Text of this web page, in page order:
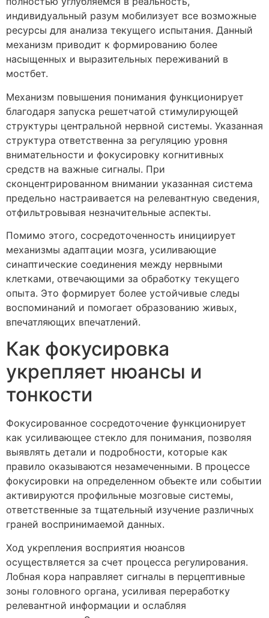
индивидуальный разум мобилизует все возможные
ресурсы для анализа текущего испытания. Данный
механизм приводит к формированию более
насыщенных и выразительных переживаний в
мостбет.
Механизм повышения понимания функционирует
благодаря запуска решетчатой стимулирующей
структуры центральной нервной системы. Указанная
структура ответственна за регуляцию уровня
внимательности и фокусировку когнитивных
средств на важные сигналы. При
сконцентрированном внимании указанная система
предельно настраивается на релевантную сведения,
отфильтровывая незначительные аспекты.
Помимо этого, сосредоточенность инициирует
механизмы адаптации мозга, усиливающие
синаптические соединения между нервными
клетками, отвечающими за обработку текущего
опыта. Это формирует более устойчивые следы
воспоминаний и помогает образованию живых,
впечатляющих впечатлений.
Как фокусировка
укрепляет нюансы и
тонкости
Фокусированное сосредоточение функционирует
как усиливающее стекло для понимания, позволяя
выявлять детали и подробности, которые как
правило оказываются незамеченными. В процессе
фокусировки на определенном объекте или событии
активируются профильные мозговые системы,
ответственные за тщательный изучение различных
граней воспринимаемой данных.
Ход укрепления восприятия нюансов
осуществляется за счет процесса регулирования.
Лобная кора направляет сигналы в перцептивные
зоны головного органа, усиливая переработку
релевантной информации и ослабляя